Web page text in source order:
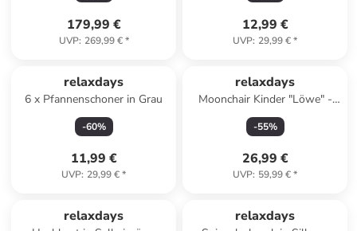
179,99 €
UVP: 269,99 €*
12,99 €
UVP: 29,99 €*
relaxdays
6 x Pfannenschoner in Grau
-60%
11,99 €
UVP: 29,99 €*
relaxdays
Moonchair Kinder "Löwe" -
(B)50 x (H)47 x (T)48 cm
-55%
26,99 €
UVP: 59,99 €*
relaxdays relaxdays